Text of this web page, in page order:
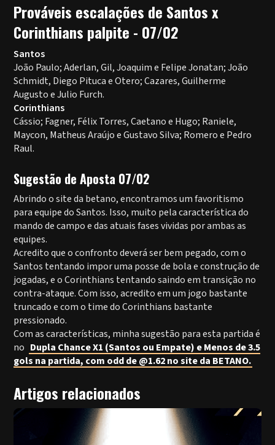
Prováveis escalações de Santos x
Corinthians palpite - 07/02
Santos
João Paulo; Aderlan, Gil, Joaquim e Felipe Jonatan; João
Schmidt, Diego Pituca e Otero; Cazares, Guilherme
Augusto e Julio Furch.
Corinthians
Cássio; Fagner, Félix Torres, Caetano e Hugo; Raniele,
Maycon, Matheus Araújo e Gustavo Silva; Romero e Pedro
Raul.
Sugestão de Aposta 07/02
Abrindo o site da betano, encontramos um favoritismo
para equipe do Santos. Isso, muito pela característica do
mando de campo e das atuais fases vividas por ambas as
equipes.
Acredito que o confronto deverá ser bem pegado, com o
Santos tentando impor uma posse de bola e construção de
jogadas, e o Corinthians tentando saindo em transição no
contra-ataque. Com isso, acredito em um jogo bastante
truncado e com o time do Corinthians bastante
pressionado.
Com as características, minha sugestão para esta partida é
no Dupla Chance X1 (Santos ou Empate) e Menos de 3.5
gols na partida, com odd de @1.62 no site da BETANO.
Artigos relacionados